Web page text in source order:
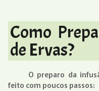
Como
de Ervas?
O preparo da
feito com poucos passos: